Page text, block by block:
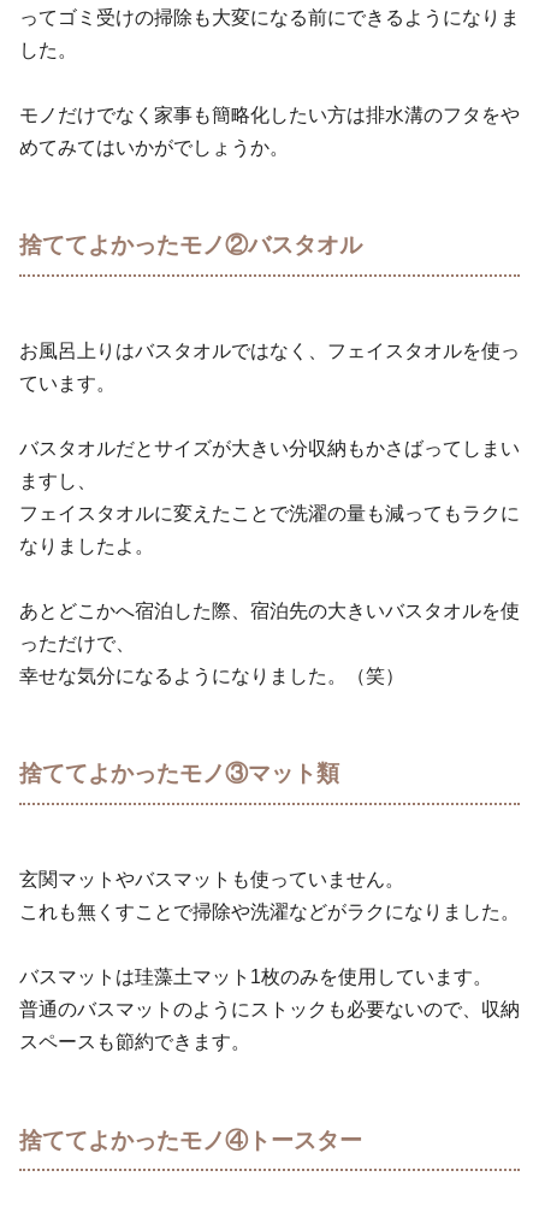
ってゴミ受けの掃除も大変になる前にできるようになりま
した。
モノだけでなく家事も簡略化したい方は排水溝のフタをや
めてみてはいかがでしょうか。
捨ててよかったモノ②バスタオル
お風呂上りはバスタオルではなく、フェイスタオルを使っ
ています。
バスタオルだとサイズが大きい分収納もかさばってしまい
ますし、
フェイスタオルに変えたことで洗濯の量も減ってもラクに
なりましたよ。
あとどこかへ宿泊した際、宿泊先の大きいバスタオルを使
っただけで、
幸せな気分になるようになりました。（笑）
捨ててよかったモノ③マット類
玄関マットやバスマットも使っていません。
これも無くすことで掃除や洗濯などがラクになりました。
バスマットは珪藻土マット1枚のみを使用しています。
普通のバスマットのようにストックも必要ないので、収納
スペースも節約できます。
捨ててよかったモノ④トースター